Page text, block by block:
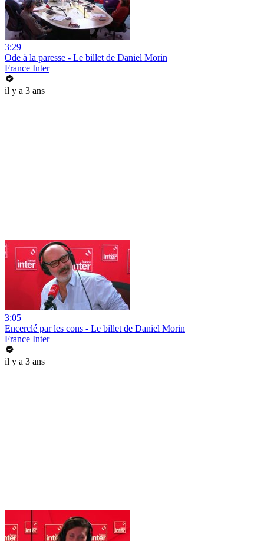
3:29
Ode à la paresse - Le billet de Daniel Morin
France Inter
il y a 3 ans
3:05
Encerclé par les cons - Le billet de Daniel Morin
France Inter
il y a 3 ans